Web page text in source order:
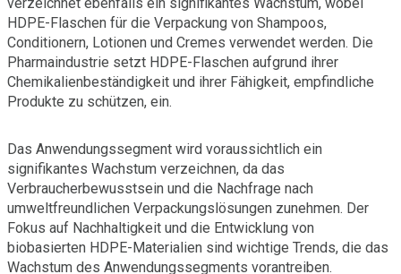
HDPE-Flaschen für die Verpackung von Shampoos,
Conditionern, Lotionen und Cremes verwendet werden. Die
Pharmaindustrie setzt HDPE-Flaschen aufgrund ihrer
Chemikalienbeständigkeit und ihrer Fähigkeit, empfindliche
Produkte zu schützen, ein.
Das Anwendungssegment wird voraussichtlich ein
signifikantes Wachstum verzeichnen, da das
Verbraucherbewusstsein und die Nachfrage nach
umweltfreundlichen Verpackungslösungen zunehmen. Der
Fokus auf Nachhaltigkeit und die Entwicklung von
biobasierten HDPE-Materialien sind wichtige Trends, die das
Wachstum des Anwendungssegments vorantreiben.